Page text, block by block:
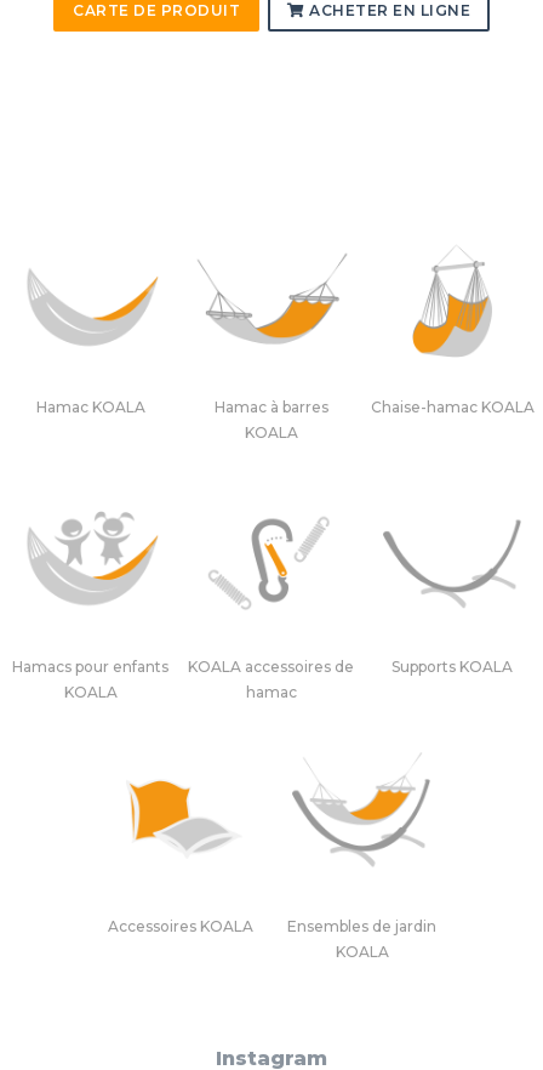
CARTE DE PRODUIT ACHETER EN LIGNE
Hamac KOALA
Hamac à barres
KOALA
Chaise-hamac KOALA
Hamacs pour enfants
KOALA
KOALA accessoires de
hamac
Supports KOALA
Accessoires KOALA
Ensembles de jardin
KOALA
Instagram